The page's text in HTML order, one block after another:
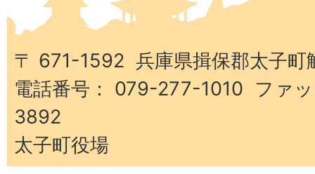
子
町
〒 671-1592 兵庫県揖保郡太子町
電話番号： 079-277-1010 ファ
3892
太子町役場